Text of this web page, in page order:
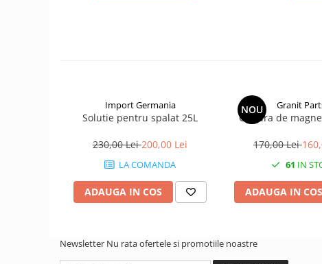
1.8.4. Transmisie punte spate
1.8.6. Transmisie punte fața 4 WD
1.8.8. Cabluri ambreiaj și
Import Germania
Solutie pentru spalat 25L
230,00 Lei200,00 Lei
LA COMANDA
ADAUGA IN COS
NOU Granit
Clorura de
170,00 Lei
61 IN
ADAUGA IN COS
Newsletter Nu rata ofertele si promotiile noastre